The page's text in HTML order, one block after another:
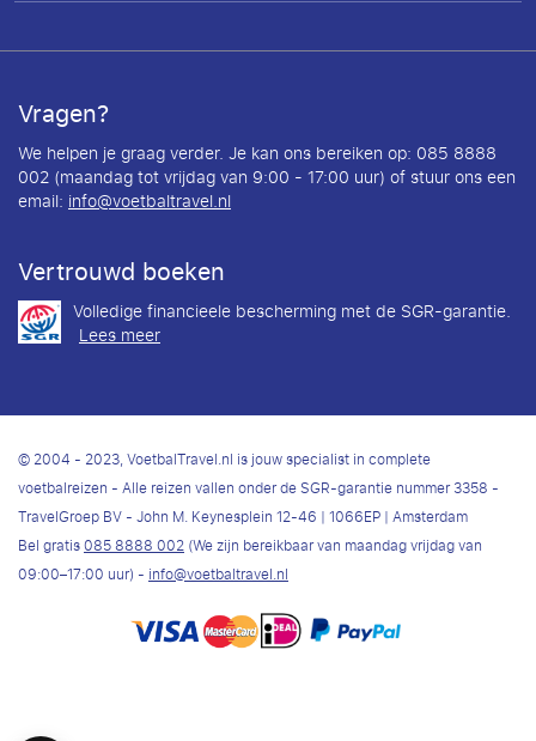
Vragen?
We helpen je graag verder. Je kan ons bereiken op: 085 8888
002 (maandag tot vrijdag van 9:00 - 17:00 uur) of stuur ons een
email: info@voetbaltravel.nl
Vertrouwd boeken
Volledige financieele bescherming met de SGR-garantie.
Lees meer
© 2004 - 2023, VoetbalTravel.nl is jouw specialist in complete
voetbalreizen - Alle reizen vallen onder de SGR-garantie nummer 3358 -
TravelGroep BV - John M. Keynesplein 12-46 | 1066EP | Amsterdam
Bel gratis085 8888 002(We zijn bereikbaar van maandag vrijdag van
09:00–17:00 uur) -info@voetbaltravel.nl